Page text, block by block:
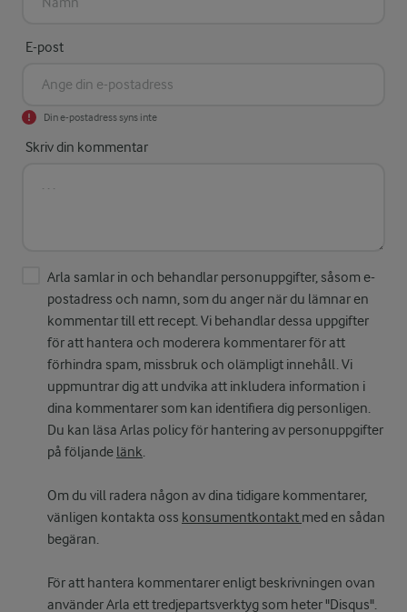
E-post
Din e-postadress syns inte
Skriv din kommentar
Arla samlar in och behandlar personuppgifter, såsom e-
postadress och namn, som du anger när du lämnar en
kommentar till ett recept. Vi behandlar dessa uppgifter
för att hantera och moderera kommentarer för att
förhindra spam, missbruk och olämpligt innehåll. Vi
uppmuntrar dig att undvika att inkludera information i
dina kommentarer som kan identifiera dig personligen.
Du kan läsa Arlas policy för hantering av personuppgifter
på följande länk.
Om du vill radera någon av dina tidigare kommentarer,
vänligen kontakta oss konsumentkontakt med en sådan
begäran.
För att hantera kommentarer enligt beskrivningen ovan
använder Arla ett tredjepartsverktyg som heter "Disqus".